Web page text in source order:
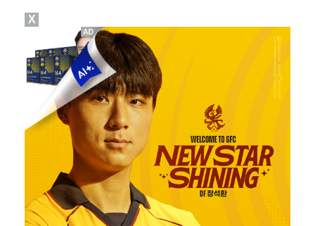
FC서울, 구단 최초 산하 유스 오산고 유망주 5명과 …
동시간대 시청률 1위 '결혼의 완성', 남궁민·이설 의…
[ST포토] 홀아웃 하는 이율린
X